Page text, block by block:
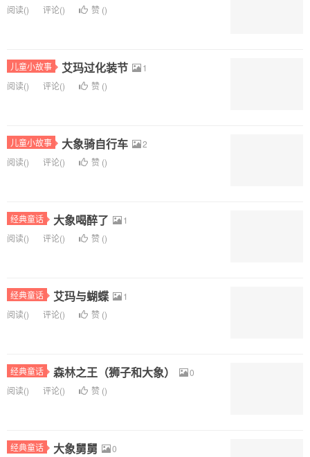
阅读() 评论() 赞 ()
儿童小故事 艾玛过化装节
1
阅读() 评论() 赞 ()
儿童小故事 大象骑自行车
2
阅读() 评论() 赞 ()
经典童话 大象喝醉了
1
阅读() 评论() 赞 ()
经典童话 艾玛与蝴蝶
1
阅读() 评论() 赞 ()
经典童话 森林之王（狮子和大象）
0
阅读() 评论() 赞 ()
经典童话 大象舅舅
0